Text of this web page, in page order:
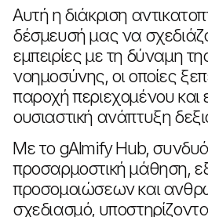
Αυτή η διάκριση
δέσμευσή μας να
εμπειρίες με τη δύναμη
νοημοσύνης, οι οποίες
παροχή περιεχομένου και
ουσιαστική ανάπτυξη
Με το gAImify Hub,
προσαρμοστική μάθηση,
προσομοιώσεων και
σχεδιασμό,